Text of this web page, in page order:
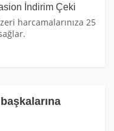
İndirim Çeki
harcamalarınıza 25